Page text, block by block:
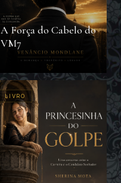
A Força do Cabelo do
VM7
LIVRO